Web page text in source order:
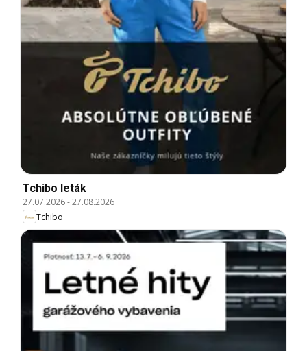
Tchibo leták
27.07.2026-27.08.2026
Tchibo